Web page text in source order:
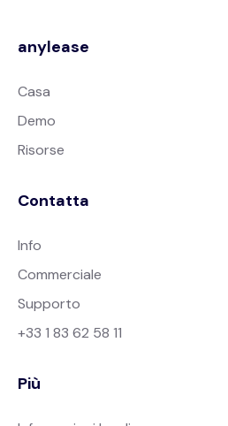
anylease
Casa
Demo
Risorse
Contatta
Info
Commerciale
Supporto
+33 1 83 62 58 11
Più